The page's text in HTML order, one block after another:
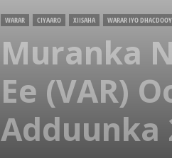
WARAR CIYAARO XIISAHA WARAR IYO
Muranka
Ee (VAR)
Adduunka